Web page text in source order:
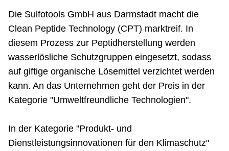
Die Sulfotools GmbH aus Darmstadt macht die
Clean Peptide Technology (CPT) marktreif. In
diesem Prozess zur Peptidherstellung werden
wasserlösliche Schutzgruppen eingesetzt, sodass
auf giftige organische Lösemittel verzichtet werden
kann. An das Unternehmen geht der Preis in der
Kategorie "Umweltfreundliche Technologien".
In der Kategorie "Produkt- und
Dienstleistungsinnovationen für den Klimaschutz"